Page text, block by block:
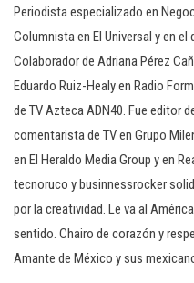
Periodista especializado en
Columnista en El Universal y en
Colaborador de Adriana Pérez
Eduardo Ruiz-Healy en Radio
de TV Azteca ADN40. Fue editor
comentarista de TV en Grupo
en El Heraldo Media Group y en
tecnoruco y businnessrocker
por la creatividad. Le va al
sentido. Chairo de corazón y
Amante de México y sus